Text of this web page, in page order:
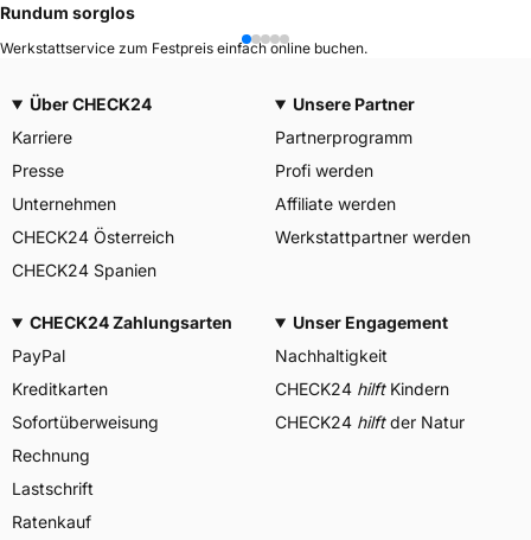
Rundum sorglos
Werkstattservice zum Festpreis einfach online buchen.
Über CHECK24
Karriere
Presse
Unternehmen
CHECK24 Österreich
CHECK24 Spanien
Unsere Partner
Partnerprogramm
Profi werden
Affiliate werden
Werkstattpartner werden
CHECK24 Zahlungsarten
PayPal
Kreditkarten
Sofortüberweisung
Rechnung
Lastschrift
Ratenkauf
Unser Engagement
Nachhaltigkeit
CHECK24 hilftKindern
CHECK24 hilftder Natur